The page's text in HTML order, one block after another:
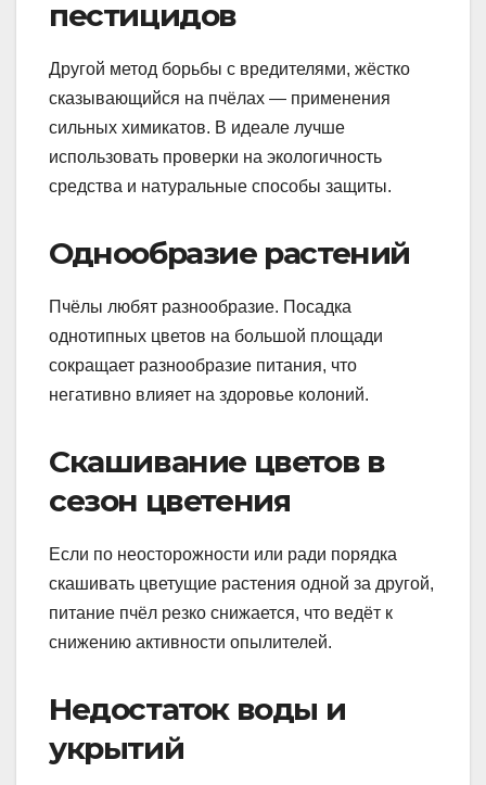
пестицидов
Другой метод борьбы с вредителями, жёстко
сказывающийся на пчёлах — применения
сильных химикатов. В идеале лучше
использовать проверки на экологичность
средства и натуральные способы защиты.
Однообразие растений
Пчёлы любят разнообразие. Посадка
однотипных цветов на большой площади
сокращает разнообразие питания, что
негативно влияет на здоровье колоний.
Скашивание цветов в
сезон цветения
Если по неосторожности или ради порядка
скашивать цветущие растения одной за другой,
питание пчёл резко снижается, что ведёт к
снижению активности опылителей.
Недостаток воды и
укрытий